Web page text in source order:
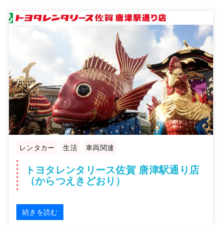
レンタカー 生活 車両関連
トヨタレンタリース佐賀 唐津駅通り店
（からつえきどおり）
続きを読む